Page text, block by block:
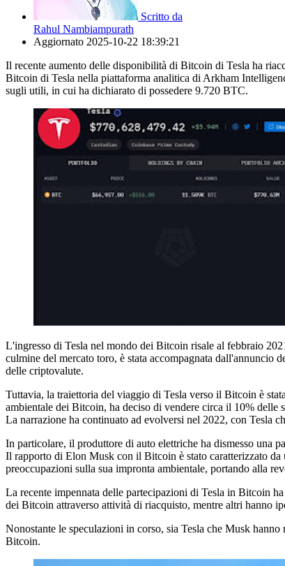
Scritto da
Rahul Nambiampurath
Aggiornato 2025-10-22 18:39:21
Il recente aumento delle disponibilità di Bitcoin di Tesla ha
Bitcoin di Tesla nella piattaforma analitica di Arkham
sugli utili, in cui ha dichiarato di possedere 9.720 BTC.
L'ingresso di Tesla nel mondo dei Bitcoin risale al febbraio
culmine del mercato toro, è stata accompagnata dall'annuncio
delle criptovalute.
Tuttavia, la traiettoria del viaggio di Tesla verso il Bitcoin è
ambientale dei Bitcoin, ha deciso di vendere circa il 10% delle
La narrazione ha continuato ad evolversi nel 2022, con Tesla
In particolare, il produttore di auto elettriche ha dismesso una
Il rapporto di Elon Musk con il Bitcoin è stato caratterizzato da
preoccupazioni sulla sua impronta ambientale, portando alla
La recente impennata delle partecipazioni di Tesla in Bitcoin
dei Bitcoin attraverso attività di riacquisto, mentre altri hanno
Nonostante le speculazioni in corso, sia Tesla che Musk
Bitcoin.